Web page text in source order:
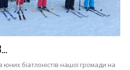
біатлоністів нашої громади на